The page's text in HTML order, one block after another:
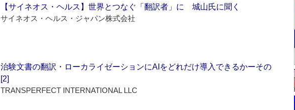
【サイネオス・ヘルス】世界とつなぐ「翻訳者」に 城山氏に聞く
サイネオス・ヘルス・ジャパン株式会社
治験文書の翻訳・ローカライゼーションにAIをどれだけ導入できるかーその
[2]
TRANSPERFECT INTERNATIONAL LLC